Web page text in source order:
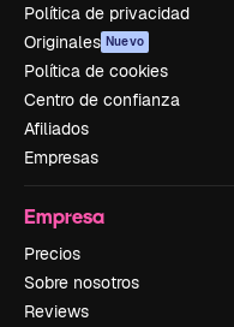
Política de privacidad
Originales Nuevo
Política de cookies
Centro de confianza
Afiliados
Empresas
Empresa
Precios
Sobre nosotros
Reviews